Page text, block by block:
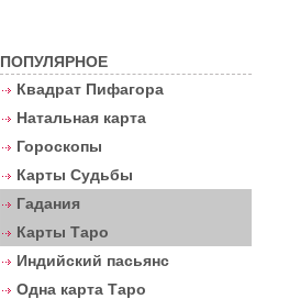
ПОПУЛЯРНОЕ
Квадрат Пифагора
Натальная карта
Гороскопы
Карты Судьбы
Гадания
Карты Таро
Индийский пасьянс
Одна карта Таро